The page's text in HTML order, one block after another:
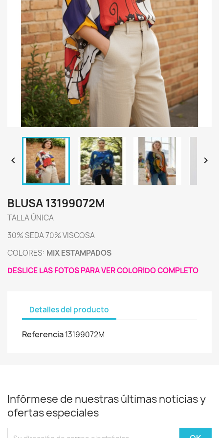
 
BLUSA 13199072M
TALLA ÚNICA
30% SEDA 70% VISCOSA
COLORES: MIX ESTAMPADOS
DESLICE LAS FOTOS PARA VER COLORIDO COMPLETO
Detalles del producto
Referencia13199072M
Infórmese de nuestras últimas noticias y
ofertas especiales